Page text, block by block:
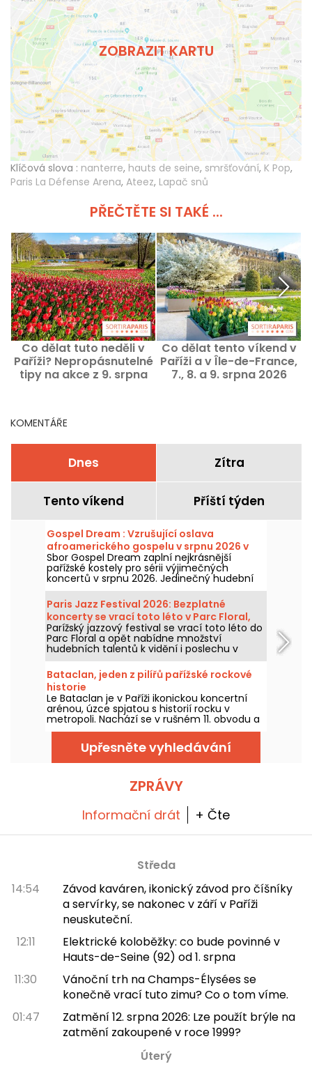
ZOBRAZIT KARTU
Klíčová slova : nanterre, hauts de seine, smršťování, K Pop,
Paris La Défense Arena, Ateez, Lapač snů
PŘEČTĚTE SI TAKÉ ...
Co dělat tuto neděli v
Paříži? Nepropásnutelné
tipy na akce z 9. srpna
Co dělat tento víkend v
Paříži a v Île-de-France,
7., 8. a 9. srpna 2026
KOMENTÁŘE
Dnes Zítra
Tento víkend Příští týden
Gospel Dream : Vzrušující oslava
afroamerického gospelu v srpnu 2026 v
Paříži
Sbor Gospel Dream zaplní nejkrásnější
pařížské kostely pro sérii výjimečných
koncertů v srpnu 2026. Jedinečný hudební
zážitek, který slaví naději, jednotu a odolnost
prostřednictvím autentických zpěvů
Afroamerické církve.
Paris Jazz Festival 2026: Bezplatné
koncerty se vrací toto léto v Parc Floral,
program
Parížský jazzový festival se vrací toto léto do
Parc Floral a opět nabídne množství
hudebních talentů k vidění i poslechu v
idylickém prostředí. Zde je program
bezplatných koncertů k objevení od 24.
června do 6. září 2026!
Bataclan, jeden z pilířů pařížské rockové
historie
Le Bataclan je v Paříži ikonickou koncertní
arénou, úzce spjatou s historií rocku v
metropoli. Nachází se v rušném 11. obvodu a
zůstává ikonickým místem pařížské hudební
Upřesněte vyhledávání
ZPRÁVY
Informační drát + Čte
Středa
14:54
Závod kaváren, ikonický závod pro číšníky
a servírky, se nakonec v září v Paříži
neuskuteční.
12:11
Elektrické koloběžky: co bude povinné v
Hauts-de-Seine (92) od 1. srpna
11:30
Vánoční trh na Champs-Élysées se
konečně vrací tuto zimu? Co o tom víme.
01:47
Zatmění 12. srpna 2026: Lze použít brýle na
zatmění zakoupené v roce 1999?
Úterý